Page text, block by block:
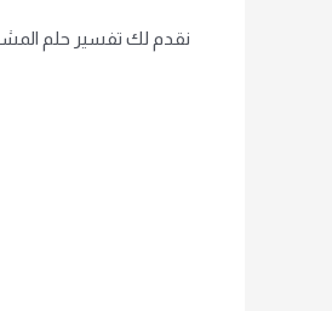
نقدم لك تفسير حلم